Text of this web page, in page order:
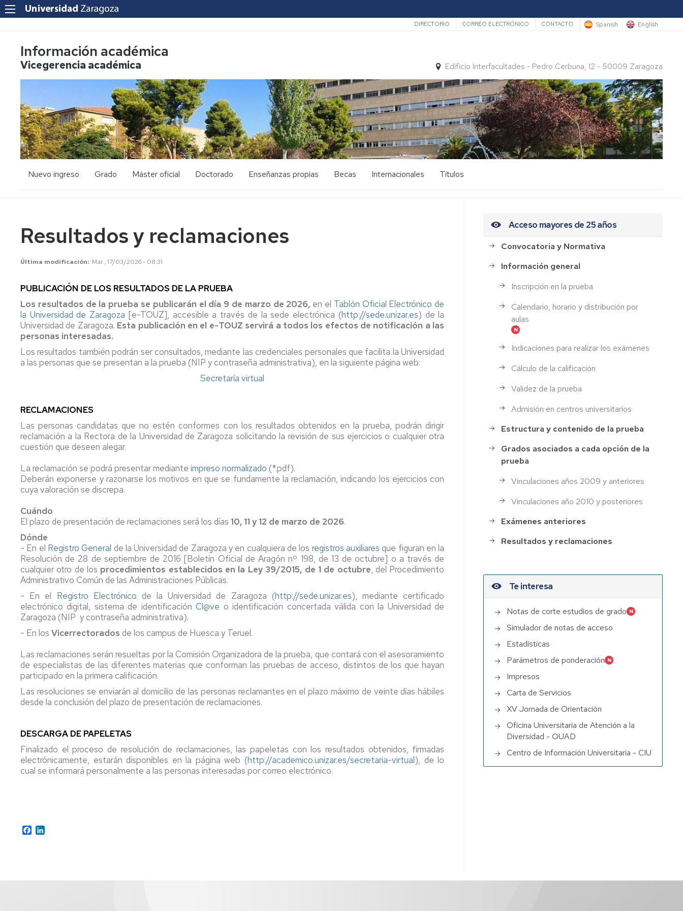
Secundario
DIRECTORIO CORREO ELECTRÓNICO CONTACTO Spanish English
Información académica
Vicegerencia académica Edificio Interfacultades - Pedro Cerbuna, 12 - 50009 Zaragoza
Nuevo ingreso
25
años
Mayores
Mayores
40
años
Admisión
a
grados
o
de
estudios
universitarios
oficiales
grado
Tramites
line
Grado
Información
Matrícula
Permanencia
Reconocimiento
y
Transferencia
de
créditos
Movilidad
Internacional
y
formularios
Máster oficial
Información
académica
Movilidad
Nacional
Internacional
Permanencia
Reconocimiento
Transferencia
de
créditos
y
formularios
Doctorado Enseñanzas propias Becas Internacionales Títulos
Resultados y reclamaciones
Última modificación Mar , 17/03/2026 - 08:31
PUBLICACIÓN DE LOS RESULTADOS DE LA PRUEBA
Los resultados de la prueba se publicarán el día 9 de marzo de 2026, en el Tablón Oficial Electrónico de
la Universidad de Zaragoza [e-TOUZ], accesible a través de la sede electrónica (http://sede.unizar.es) de la
Universidad de Zaragoza. Esta publicación en el e-TOUZ servirá a todos los efectos de notificación a las
personas interesadas.
Los resultados también podrán ser consultados, mediante las credenciales personales que facilita la Universidad
a las personas que se presentan a la prueba (NIP y contraseña administrativa), en la siguiente página web:
Secretaría virtual
RECLAMACIONES
Las personas candidatas que no estén conformes con los resultados obtenidos en la prueba, podrán dirigir
reclamación a la Rectora de la Universidad de Zaragoza solicitando la revisión de sus ejercicios o cualquier otra
cuestión que deseen alegar.
La reclamación se podrá presentar mediante impreso normalizado (*.pdf).
Deberán exponerse y razonarse los motivos en que se fundamente la reclamación, indicando los ejercicios con
cuya valoración se discrepa.
Cuándo
El plazo de presentación de reclamaciones será los días 10, 11 y 12 de marzo de 2026.
Dónde
- En el Registro General de la Universidad de Zaragoza y en cualquiera de los registros auxiliares que figuran en la
Resolución de 28 de septiembre de 2016 [Boletín Oficial de Aragón nº 198, de 13 de octubre] o a través de
cualquier otro de los procedimientos establecidos en la Ley 39/2015, de 1 de octubre, del Procedimiento
Administrativo Común de las Administraciones Públicas.
- En el Registro Electrónico de la Universidad de Zaragoza (http://sede.unizar.es), mediante certificado
electrónico digital, sistema de identificaciónCl@ve o identificación concertada válida con la Universidad de
Zaragoza (NIP y contraseña administrativa).
- En los Vicerrectorados de los campus de Huesca y Teruel.
Las reclamaciones serán resueltas por la Comisión Organizadora de la prueba, que contará con el asesoramiento
de especialistas de las diferentes materias que conforman las pruebas de acceso, distintos de los que hayan
participado en la primera calificación.
Las resoluciones se enviarán al domicilio de las personas reclamantes en el plazo máximo de veinte días hábiles
desde la conclusión del plazo de presentación de reclamaciones.
DESCARGA DE PAPELETAS
Finalizado el proceso de resolución de reclamaciones, las papeletas con los resultados obtenidos, firmadas
electrónicamente, estarán disponibles en la página web (http://academico.unizar.es/secretaria-virtual), de lo
cual se informará personalmente a las personas interesadas por correo electrónico.
Facebook
Acceso mayores de 25 años
Convocatoria y Normativa
Información general
Inscripción en la prueba
Calendario, horario y distribución por
aulas
Indicaciones para realizar los exámenes
Cálculo de la calificación
Validez de la prueba
Admisión en centros universitarios
Estructura y contenido de la prueba
Grados asociados a cada opción de la
prueba
Vinculaciones años 2009 y anteriores
Vinculaciones año 2010 y posteriores
Exámenes anteriores
Resultados y reclamaciones
Te interesa
Notas de corte estudios de grado
Simulador de notas de acceso
Estadísticas
Parámetros de ponderación
Impresos
Carta de Servicios
XV Jornada de Orientación
Oficina Universitaria de Atención a la
Diversidad - OUAD
Centro de Información Universitaria - CIU